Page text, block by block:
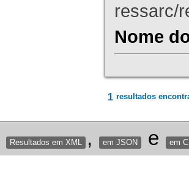
ressarc/
Nome
1 resultados
Resultados em XML , em JSON e em